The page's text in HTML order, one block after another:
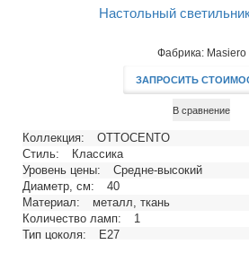
Настольный
Фабрика: Masiero
ЗАПРОСИТЬ
В сравнение
Коллекция:
OTTOCENTO
Стиль:
Классика
Уровень цены:
Средне-высокий
Диаметр, см:
40
Материал:
металл, ткань
Количество ламп:
1
Тип цоколя:
E27